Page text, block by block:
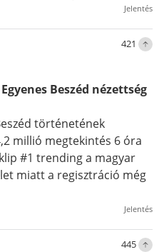
Jelentés
421
Egyenes Beszéd nézettség
történetének
millió megtekintés 6 óra
#1 trending a magyar
miatt a regisztráció még
Jelentés
445